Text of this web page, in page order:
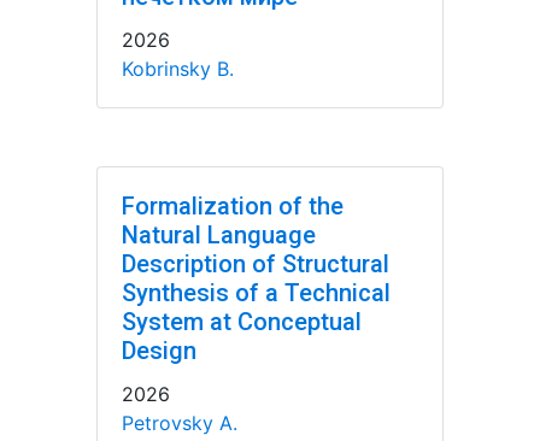
2026
Kobrinsky B.
Formalization of the
Natural Language
Description of Structural
Synthesis of a Technical
System at Conceptual
Design
2026
Petrovsky A.